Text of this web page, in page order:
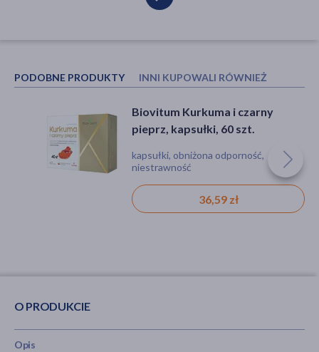
PODOBNE PRODUKTY INNI KUPOWALI RÓWNIEŻ
Biovitum Kurkuma i czarny
pieprz, kapsułki, 60 szt.
kapsułki, obniżona odporność,
niestrawność
36,59 zł
Singularis Witamina C 1000 mg +
Bioperine 1 mg, kapsułki, 120
kapsułki, odporność
51,99 zł
O PRODUKCIE
Opis